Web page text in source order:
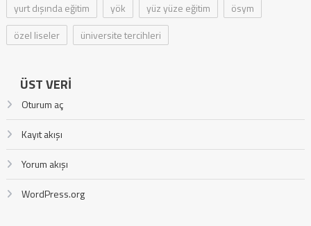
yurt dışında eğitim
yök yüz yüze eğitim
ösym
özel liseler
üniversite tercihleri
ÜST VERI
Oturum aç
Kayıt akışı
Yorum akışı
WordPress.org